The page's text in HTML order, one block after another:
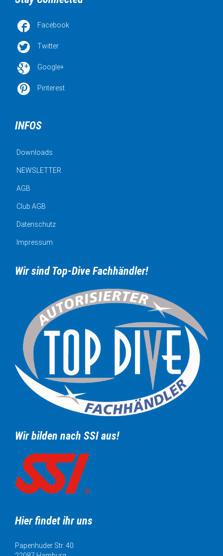
 Facebook
 Twitter
 Google+
 Pinterest
INFOS
Downloads
NEWSLETTER
AGB
Club AGB
Datenschutz
Impressum
Wir sind Top-Dive Fachhändler!
Wir bilden nach SSI aus!
Hier findet ihr uns
Papenhuder Str. 40